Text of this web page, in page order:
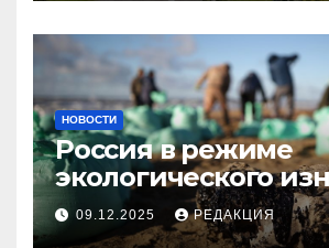
НОВОСТИ
Россия в режиме
экологического
09.12.2025 РЕДАКЦИЯ